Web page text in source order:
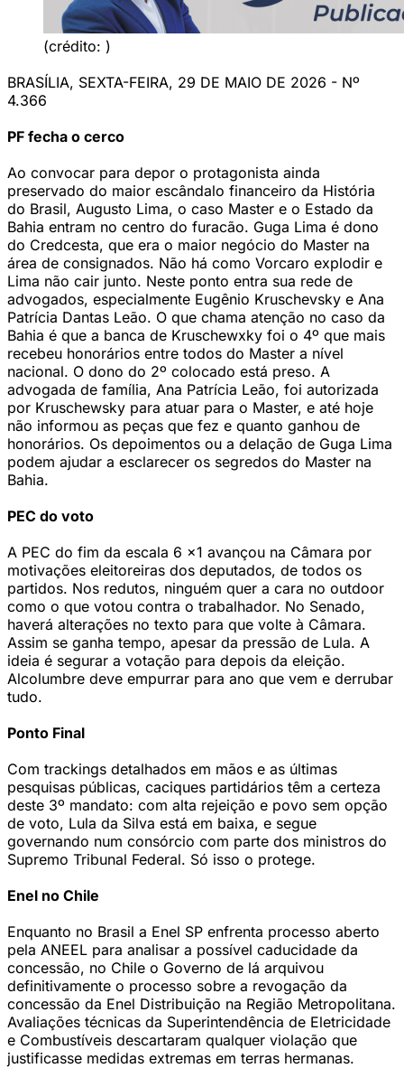
(crédito: )
BRASÍLIA, SEXTA-FEIRA, 29 DE MAIO DE 2026 - Nº
4.366
PF fecha o cerco
Ao convocar para depor o protagonista ainda
preservado do maior escândalo financeiro da História
do Brasil, Augusto Lima, o caso Master e o Estado da
Bahia entram no centro do furacão. Guga Lima é dono
do Credcesta, que era o maior negócio do Master na
área de consignados. Não há como Vorcaro explodir e
Lima não cair junto. Neste ponto entra sua rede de
advogados, especialmente Eugênio Kruschevsky e Ana
Patrícia Dantas Leão. O que chama atenção no caso da
Bahia é que a banca de Kruschewxky foi o 4º que mais
recebeu honorários entre todos do Master a nível
nacional. O dono do 2º colocado está preso. A
advogada de família, Ana Patrícia Leão, foi autorizada
por Kruschewsky para atuar para o Master, e até hoje
não informou as peças que fez e quanto ganhou de
honorários. Os depoimentos ou a delação de Guga Lima
podem ajudar a esclarecer os segredos do Master na
Bahia.
PEC do voto
A PEC do fim da escala 6 x1 avançou na Câmara por
motivações eleitoreiras dos deputados, de todos os
partidos. Nos redutos, ninguém quer a cara no outdoor
como o que votou contra o trabalhador. No Senado,
haverá alterações no texto para que volte à Câmara.
Assim se ganha tempo, apesar da pressão de Lula. A
ideia é segurar a votação para depois da eleição.
Alcolumbre deve empurrar para ano que vem e derrubar
tudo.
Ponto Final
Com trackings detalhados em mãos e as últimas
pesquisas públicas, caciques partidários têm a certeza
deste 3º mandato: com alta rejeição e povo sem opção
de voto, Lula da Silva está em baixa, e segue
governando num consórcio com parte dos ministros do
Supremo Tribunal Federal. Só isso o protege.
Enel no Chile
Enquanto no Brasil a Enel SP enfrenta processo aberto
pela ANEEL para analisar a possível caducidade da
concessão, no Chile o Governo de lá arquivou
definitivamente o processo sobre a revogação da
concessão da Enel Distribuição na Região Metropolitana.
Avaliações técnicas da Superintendência de Eletricidade
e Combustíveis descartaram qualquer violação que
justificasse medidas extremas em terras hermanas.